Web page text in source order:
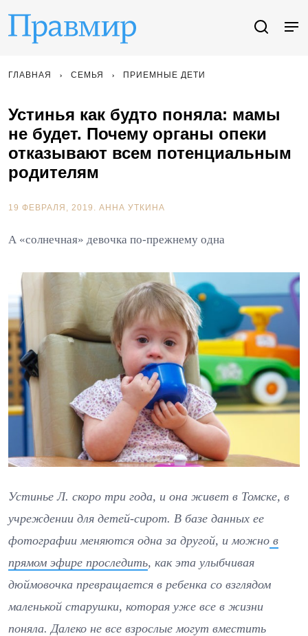
ГЛАВНАЯ СЕМЬЯ ПРИЕМНЫЕ ДЕТИ
Устинья как будто поняла: мамы
не будет. Почему органы опеки
отказывают всем потенциальным
родителям
19 ФЕВРАЛЯ, 2019. АННА УТКИНА
А «солнечная» девочка по-прежнему одна
Устинье Л. скоро три года, и она живет в Томске, в
учреждении для детей-сирот. В базе данных ее
фотографии меняются одна за другой, и можно в
прямом эфире проследить, как эта улыбчивая
дюймовочка превращается в ребенка со взглядом
маленькой старушки, которая уже все в жизни
поняла. Далеко не все взрослые могут вместить